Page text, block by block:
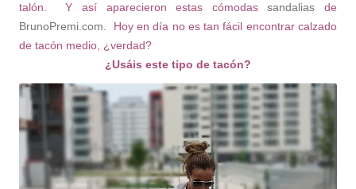
talón. Y así aparecieron estas cómodassandalias de
BrunoPremi.com. Hoy en día no es tan fácil encontrar calzado
de tacón medio, ¿verdad?
¿Usáis este tipo de tacón?